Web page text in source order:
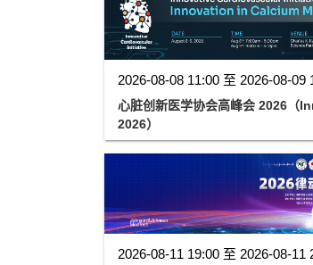
2026-08-08 11:00 至 2026-08-09
心脏创新医学协会高峰会 2026
2026）
2026-08-11 19:00 至 2026-08-11